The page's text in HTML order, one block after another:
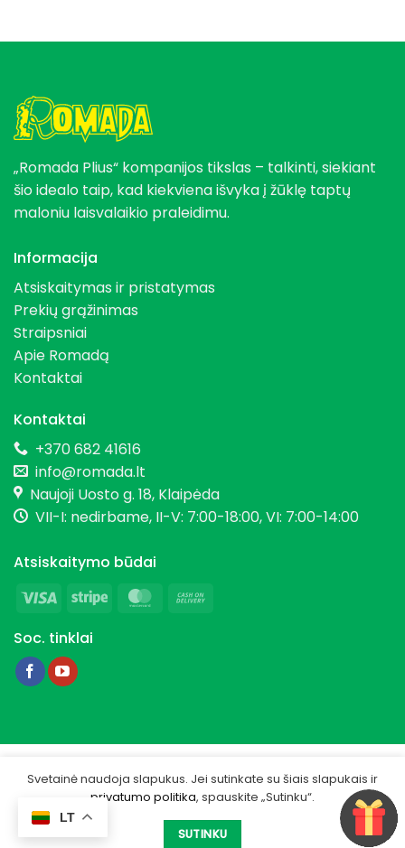
„Romada Plius“ kompanijos tikslas – talkinti, siekiant
šio idealo taip, kad kiekviena išvyka į žūklę taptų
maloniu laisvalaikio praleidimu.
Informacija
Atsiskaitymas ir pristatymas
Prekių grąžinimas
Straipsniai
Apie Romadą
Kontaktai
Kontaktai
+370 682 41616
info@romada.lt
Naujoji Uosto g. 18, Klaipėda
VII-I: nedirbame, II-V: 7:00-18:00, VI: 7:00-14:00
Atsiskaitymo būdai
Visa
Stripe MasterCard
Soc. tinklai
Privatumo politika
Sukurta -IGSME.COM
LT
Svetainė naudoja slapukus. Jei sutinkate su šiais slapukais ir
privatumo politika, spauskite „Sutinku“.
SUTINKU